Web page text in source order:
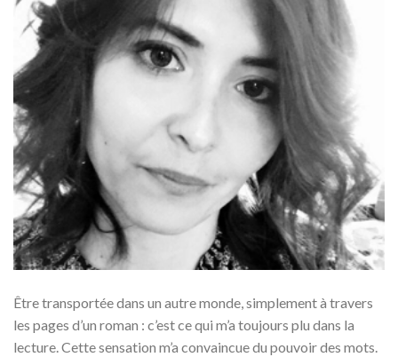
Être transportée dans un autre monde, simplement à travers
les pages d’un roman : c’est ce qui m’a toujours plu dans la
lecture. Cette sensation m’a convaincue du pouvoir des mots.